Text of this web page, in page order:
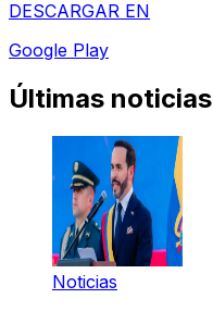
DESCARGAR EN
Google Play
Últimas noticias
Noticias